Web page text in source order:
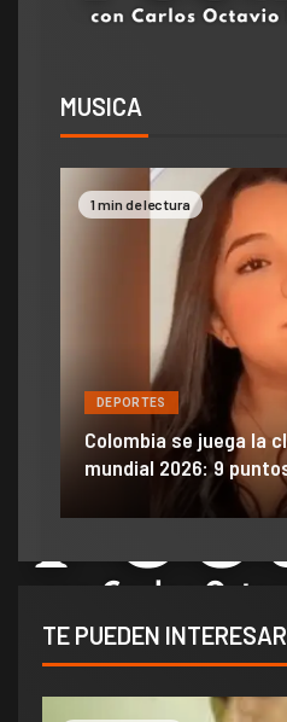
MUSICA
la clasificación al
puntos para asegurar
TE PUEDEN INTERESAR